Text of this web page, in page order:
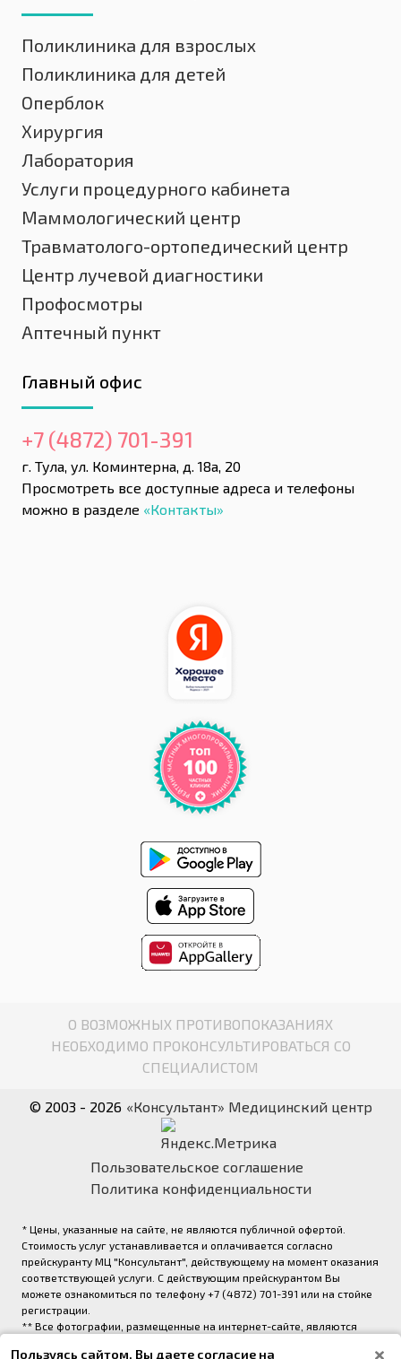
Поликлиника для взрослых
Поликлиника для детей
Оперблок
Хирургия
Лаборатория
Услуги процедурного кабинета
Маммологический центр
Травматолого-ортопедический центр
Центр лучевой диагностики
Профосмотры
Аптечный пункт
Главный офис
+7 (4872) 701-391
г. Тула, ул. Коминтерна, д. 18а, 20
Просмотреть все доступные адреса и телефоны
можно в разделе «Контакты»
О ВОЗМОЖНЫХ ПРОТИВОПОКАЗАНИЯХ
НЕОБХОДИМО ПРОКОНСУЛЬТИРОВАТЬСЯ СО
СПЕЦИАЛИСТОМ
© 2003 - 2026 «Консультант» Медицинский центр
Пользовательское соглашение
Политика конфиденциальности
* Цены, указанные на сайте, не являются публичной офертой.
Стоимость услуг устанавливается и оплачивается согласно
прейскуранту МЦ "Консультант", действующему на момент оказания
соответствующей услуги. С действующим прейскурантом Вы
можете ознакомиться по телефону +7 (4872) 701-391 или на стойке
регистрации.
** Все фотографии, размещенные на интернет-сайте, являются
Пользуясь сайтом, Вы даете согласие на